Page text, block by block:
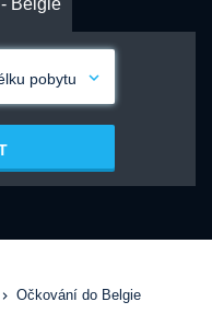
pobytu
Očkování do Belgie